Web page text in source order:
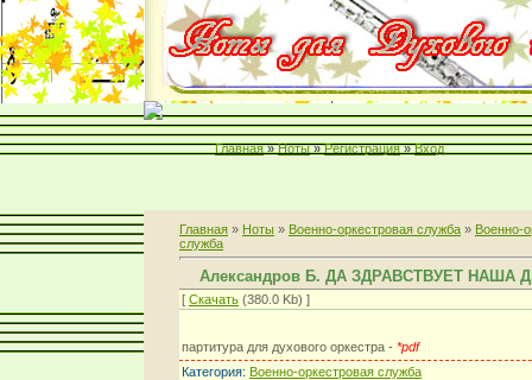
Главная » Ноты » Регистрация » Вход
Главная » Ноты » Военно-оркестровая служба » Военно-
служба
Александров Б. ДА ЗДРАВСТВУЕТ НАША
[ Скачать (380.0 Kb) ]
партитура для духового оркестра - *pdf
Категория: Военно-оркестровая служба